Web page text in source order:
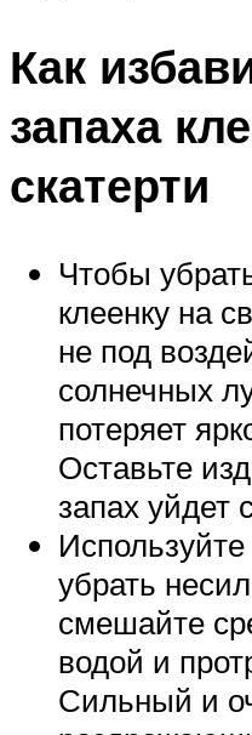
Как
запаха
скатерти
Чтобы
клеенку на
не под
солнечных
потеряет
Оставьте
запах уйдет
убрать
смешайте
водой и
Сильный и